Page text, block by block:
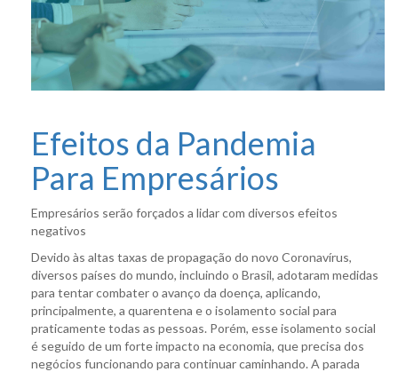
Efeitos da Pandemia
Para Empresários
Empresários serão forçados a lidar com diversos efeitos
negativos
Devido às altas taxas de propagação do novo Coronavírus,
diversos países do mundo, incluindo o Brasil, adotaram medidas
para tentar combater o avanço da doença, aplicando,
principalmente, a quarentena e o isolamento social para
praticamente todas as pessoas. Porém, esse isolamento social
é seguido de um forte impacto na economia, que precisa dos
negócios funcionando para continuar caminhando. A parada